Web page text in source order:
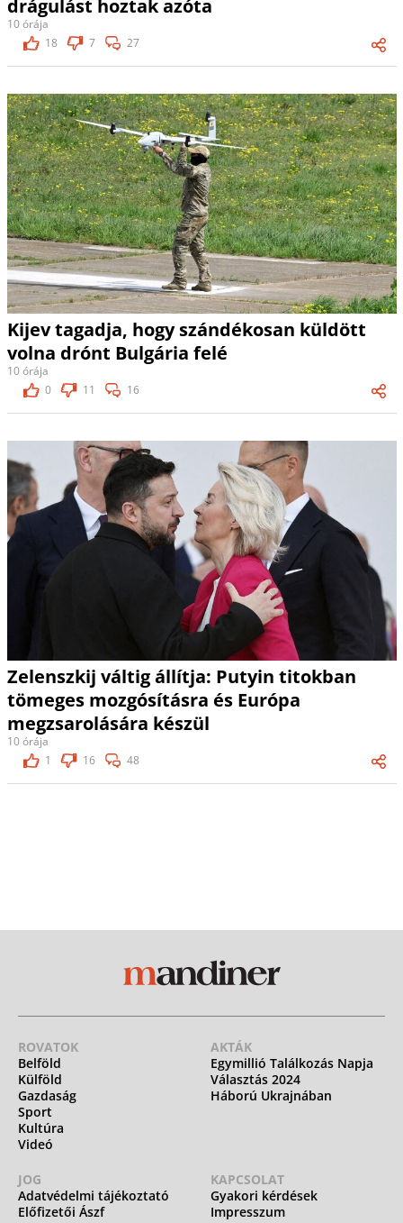
drágulást hoztak azóta
10 órája
18
7 27
Kijev tagadja, hogy szándékosan küldött
volna drónt Bulgária felé
10 órája
0
11 16
Zelenszkij váltig állítja: Putyin titokban
tömeges mozgósításra és Európa
megzsarolására készül
10 órája
1
16 48
ROVATOK
Belföld
Külföld
Gazdaság
Sport
Kultúra
Videó
AKTÁK
Egymillió Találkozás Napja
Választás 2024
Háború Ukrajnában
JOG
Adatvédelmi tájékoztató
Előfizetői Ászf
KAPCSOLAT
Gyakori kérdések
Impresszum